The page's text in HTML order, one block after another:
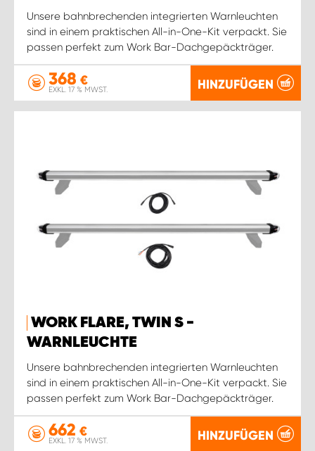
Unsere bahnbrechenden integrierten Warnleuchten
sind in einem praktischen All-in-One-Kit verpackt. Sie
passen perfekt zum Work Bar-Dachgepäckträger.
368 €
EXKL. 17 % MWST. HINZUFÜGEN
WORK FLARE, TWIN S -
WARNLEUCHTE
Unsere bahnbrechenden integrierten Warnleuchten
sind in einem praktischen All-in-One-Kit verpackt. Sie
passen perfekt zum Work Bar-Dachgepäckträger.
662 €
EXKL. 17 % MWST. HINZUFÜGEN